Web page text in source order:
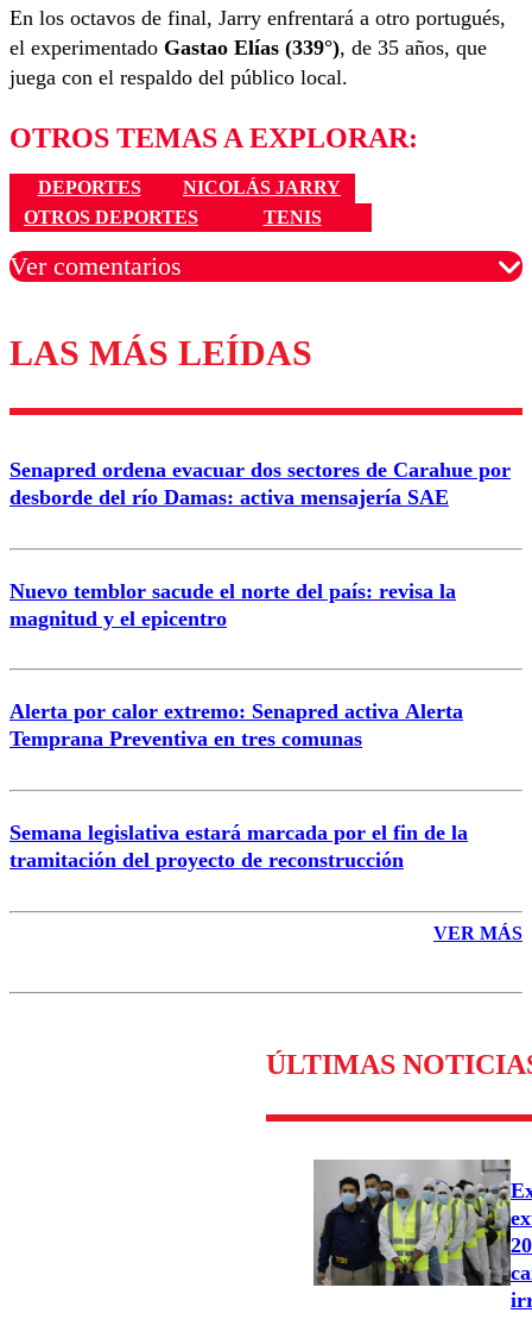
En los octavos de final, Jarry enfrentará a otro portugués,
el experimentado Gastao Elías (339°), de 35 años, que
juega con el respaldo del público local.
OTROS TEMAS A EXPLORAR:
DEPORTES
NICOLÁS JARRY
OTROS DEPORTES
TENIS
Ver comentarios
Los comentarios son moderados para garantizar un
diálogo respetuoso.
Correo
LAS MÁS LEÍDAS
Senapred ordena evacuar dos sectores de Carahue por
desborde del río Damas: activa mensajería SAE
Nuevo temblor sacude el norte del país: revisa la
magnitud y el epicentro
Alerta por calor extremo: Senapred activa Alerta
Temprana Preventiva en tres comunas
Semana legislativa estará marcada por el fin de la
tramitación del proyecto de reconstrucción
VER MÁS
ÚLTIMAS